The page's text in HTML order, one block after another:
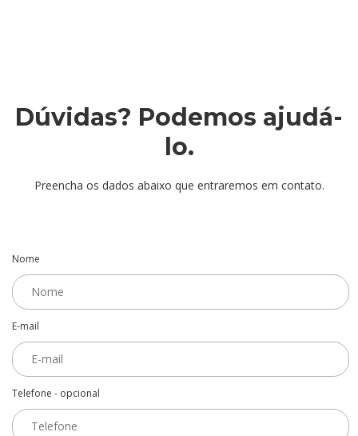
Dúvidas? Podemos ajudá-
lo.
Preencha os dados abaixo que entraremos em contato.
Nome
E-mail
Telefone - opcional